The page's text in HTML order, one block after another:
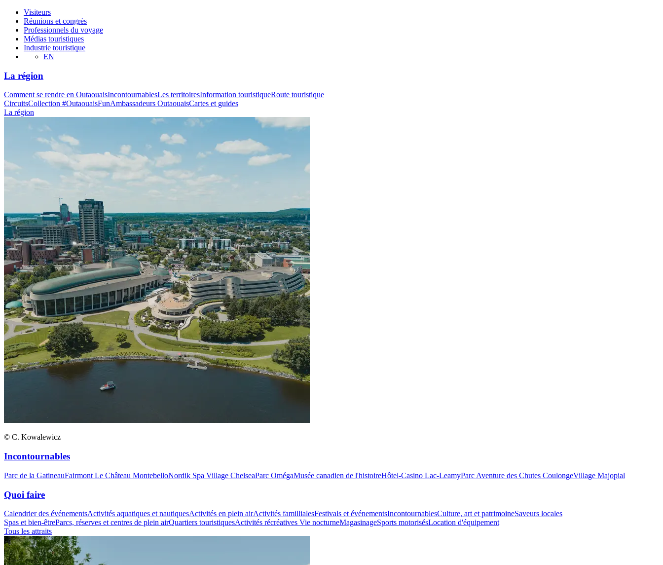
Visiteurs
Réunions et congrès
Professionnels du voyage
Médias touristiques
Industrie touristique
EN
La région
Comment se rendre en OutaouaisIncontournablesLes territoiresInformation touristiqueRoute touristique
CircuitsCollection #OutaouaisFunAmbassadeurs OutaouaisCartes et guides
La région
© C. Kowalewicz
Incontournables
Parc de la GatineauFairmont Le Château MontebelloNordik Spa Village ChelseaParc OmégaMusée canadien de l'histoireHôtel-Casino Lac-LeamyParc Aventure des Chutes CoulongeVillage Majopial
Quoi faire
Calendrier des événementsActivités aquatiques et nautiquesActivités en plein airActivités famillialesFestivals et événementsIncontournablesCulture, art et patrimoineSaveurs locales
Spas et bien-êtreParcs, réserves et centres de plein airQuartiers touristiquesActivités récréatives Vie nocturneMagasinageSports motorisésLocation d'équipement
Tous les attraits